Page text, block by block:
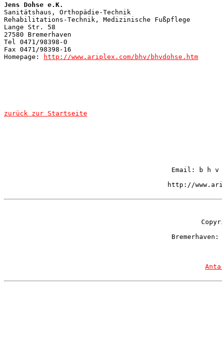
Jens Dohse e.K.
Sanitätshaus, Orthopädie-Technik
Rehabilitations-Technik, Medizinische Fußpflege
Lange Str. 58
27580 Bremerhaven
Tel 0471/98398-0
Fax 0471/98398-16
Homepage:
http://www.ariplex.com/bhv/bhvdohse.htm
zurück zur Startseite
Email: b h
http://